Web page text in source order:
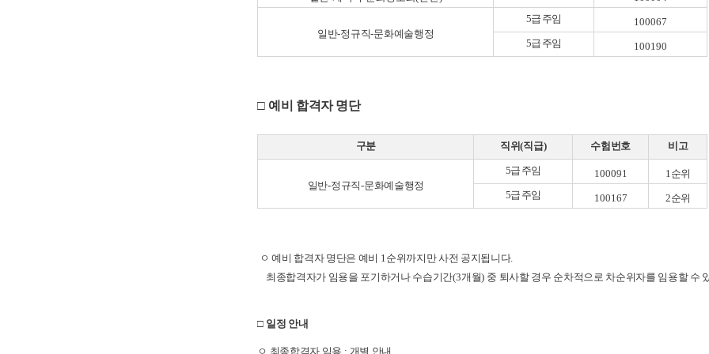
일반-정규직-문화예술행정
5급 주임
100067
5급 주임 100190
□ 예비 합격자 명단
구분 직위(직급) 수험번호 비고
일반-정규직-문화예술행정
5급 주임 100091 1 순위
5급 주임 100167 2순위
ㅇ 예비 합격자 명단은 예비 1 순위까지만 사전 공지됩니다.
최종합격자가 임용을 포기하거나 수습기간(3개월) 중 퇴사할 경우 순차적으로 차순위자를 임용할 수
□ 일정 안내
ㅇ 최종합격자 임용 : 개별 안내